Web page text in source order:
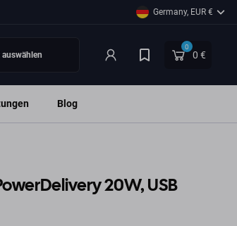
Germany, EUR €
auswählen
0
0 €
Blog
20W, USB